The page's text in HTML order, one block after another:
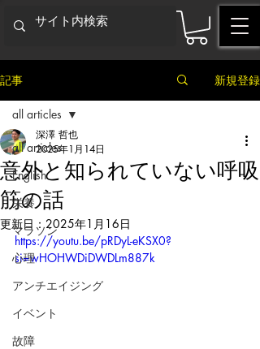
記事 新規登録
all articles
English
栄養
マラソン
心理
アンチエイジング
イベント
故障
all articles
意外と知られていない呼吸
筋の話
深澤 哲也
2025年1月14日
更新日：2025年1月16日
https://youtu.be/pRDyL-eKSX0?
si=wHOHWDiDWDLm887k